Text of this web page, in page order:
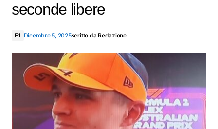
seconde libere
F1 Dicembre 5, 2025scritto da Redazione